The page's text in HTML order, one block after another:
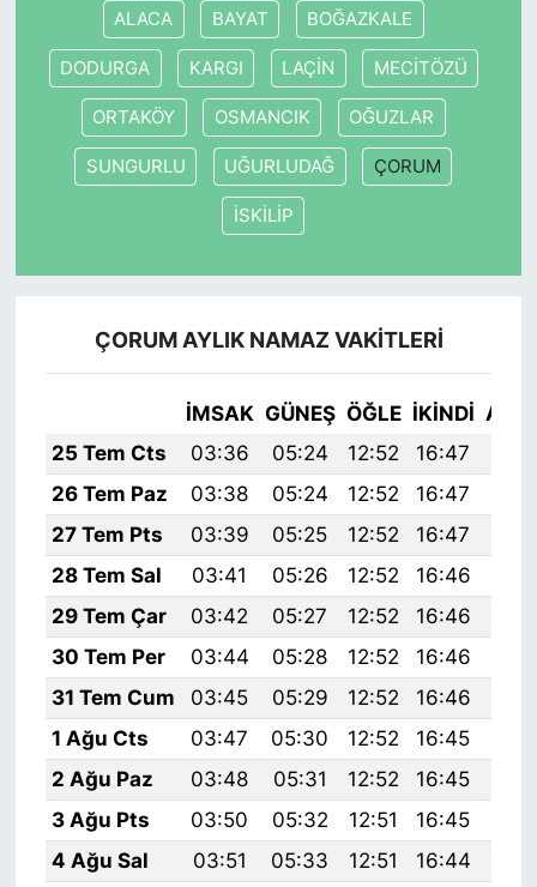
ALACA BAYAT BOĞAZKALE
DODURGA KARGI LAÇİN MECİTÖZÜ
ORTAKÖY OSMANCIK OĞUZLAR
SUNGURLU UĞURLUDAĞ ÇORUM
İSKİLİP
ÇORUM AYLIK NAMAZ VAKITLERI
İMSAK GÜNEŞ ÖĞLE İKINDI
25 Tem Cts
03:36 05:24 12:52 16:47
26 Tem Paz
03:38 05:24 12:52 16:47
27 Tem Pts
03:39 05:25 12:52 16:47
28 Tem Sal
03:41 05:26 12:52 16:46
29 Tem Çar
03:42 05:27 12:52 16:46
30 Tem Per
03:44 05:28 12:52 16:46
31 Tem Cum
03:45 05:29 12:52 16:46
1 Ağu Cts
03:47 05:30 12:52 16:45
2 Ağu Paz
03:48 05:31 12:52 16:45
3 Ağu Pts
03:50 05:32 12:51 16:45
4 Ağu Sal
03:51 05:33 12:51 16:44